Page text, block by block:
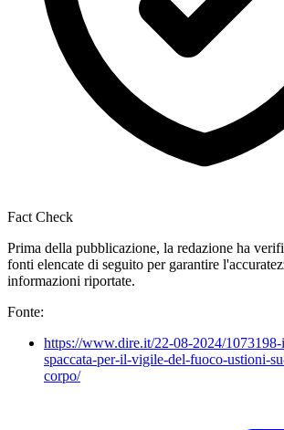
Fact Check
Prima della pubblicazione, la redazione ha
fonti elencate di seguito per garantire
informazioni riportate.
Fonte:
https://www.dire.it/22-08-2024/
spaccata-per-il-vigile-del-fuoco-ustioni-
corpo/